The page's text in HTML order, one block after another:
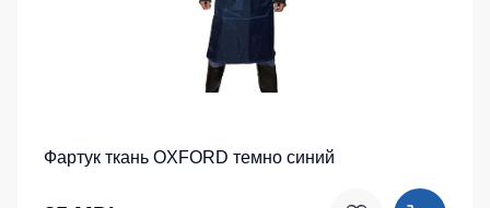
Фартук ткань OXFORD темно синий